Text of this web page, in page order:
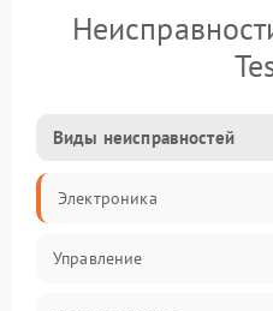
Виды неисправностей
Электроника
Управление